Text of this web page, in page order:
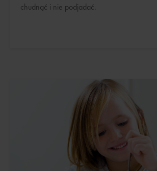
chudnąć i nie podjadać.